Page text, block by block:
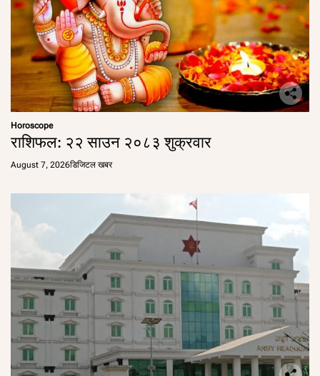
Horoscope
राशिफल: २२ साउन २०८३ शुक्रवार
August 7, 2026डिजिटल खबर